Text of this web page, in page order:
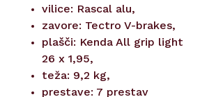
vilice: Rascal alu,
zavore: Tectro V-brakes,
plašči: Kenda All grip light
26 x 1,95,
teža: 9,2 kg,
prestave: 7 prestav